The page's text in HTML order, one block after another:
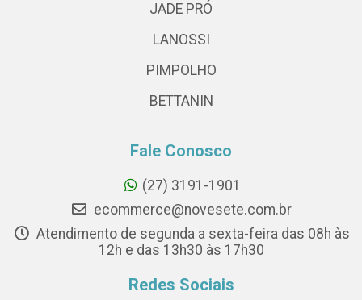
JADE PRÓ
LANOSSI
PIMPOLHO
BETTANIN
Fale Conosco
(27) 3191-1901
ecommerce@novesete.com.br
Atendimento de segunda a sexta-feira das 08h às
12h e das 13h30 às 17h30
Redes Sociais